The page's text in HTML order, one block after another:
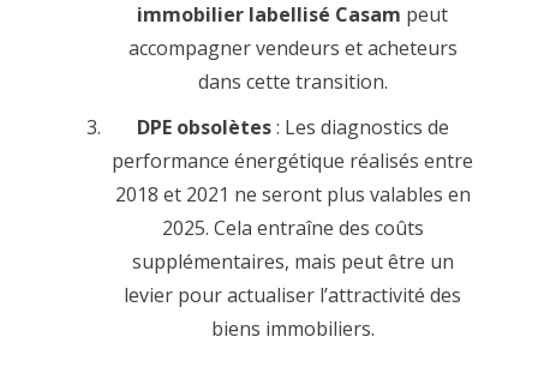
immobilier labellisé Casam peut
accompagner vendeurs et acheteurs
dans cette transition.
DPE obsolètes: Les diagnostics de
performance énergétique réalisés entre
2018 et 2021 ne seront plus valables en
2025. Cela entraîne des coûts
supplémentaires, mais peut être un
levier pour actualiser l’attractivité des
biens immobiliers.